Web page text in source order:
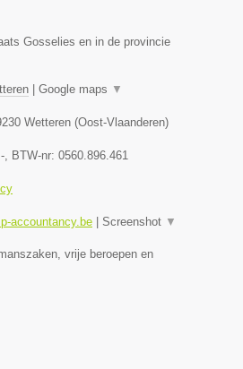
Gosselies en in de provincie
Google maps ▼
Wetteren (Oost-Vlaanderen)
- , BTW-nr: 0560.896.461
accountancy.be Screenshot ▼
vrije beroepen en